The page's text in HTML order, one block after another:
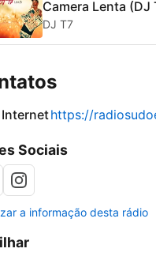
Camera Lenta (DJ
DJ T7
https://
Sociais
a informação desta rádio